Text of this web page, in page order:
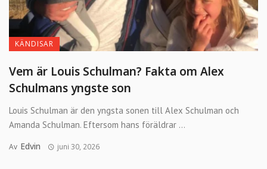
KÄNDISAR
Vem är Louis Schulman? Fakta om Alex
Schulmans yngste son
Louis Schulman är den yngsta sonen till Alex Schulman och
Amanda Schulman. Eftersom hans föräldrar ...
Av Edvin juni 30, 2026